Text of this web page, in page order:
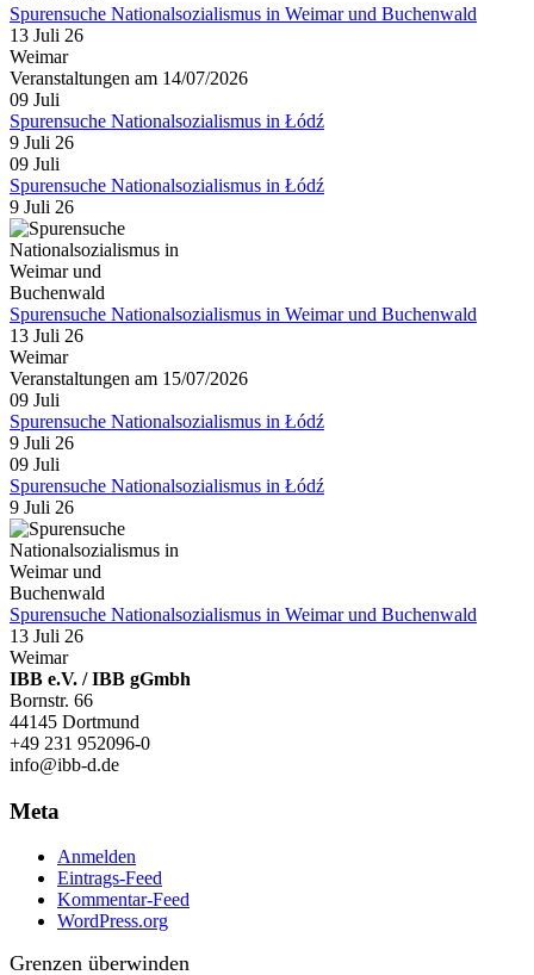
Spurensuche Nationalsozialismus in Weimar und Buchenwald
13 Juli 26
Weimar
Veranstaltungen am 14/07/2026
09 Juli
Spurensuche Nationalsozialismus in Łódź
9 Juli 26
09 Juli
Spurensuche Nationalsozialismus in Łódź
9 Juli 26
Spurensuche Nationalsozialismus in Weimar und Buchenwald
13 Juli 26
Weimar
Veranstaltungen am 15/07/2026
09 Juli
Spurensuche Nationalsozialismus in Łódź
9 Juli 26
09 Juli
Spurensuche Nationalsozialismus in Łódź
9 Juli 26
Spurensuche Nationalsozialismus in Weimar und Buchenwald
13 Juli 26
Weimar
IBB e.V. / IBB gGmbh
Bornstr. 66
44145 Dortmund
+49 231 952096-0
info@ibb-d.de
Meta
Anmelden
Eintrags-Feed
Kommentar-Feed
WordPress.org
Grenzen überwinden